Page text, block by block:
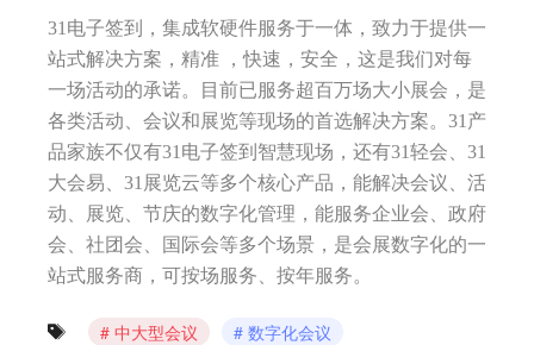
31电子签到，集成软硬件服务于一体，致力于提供一
站式解决方案，精准 ，快速，安全，这是我们对每
一场活动的承诺。目前已服务超百万场大小展会，是
各类活动、会议和展览等现场的首选解决方案。31产
品家族不仅有31电子签到智慧现场，还有31轻会、31
大会易、31展览云等多个核心产品，能解决会议、活
动、展览、节庆的数字化管理，能服务企业会、政府
会、社团会、国际会等多个场景，是会展数字化的一
站式服务商，可按场服务、按年服务。
中大型会议
数字化会议